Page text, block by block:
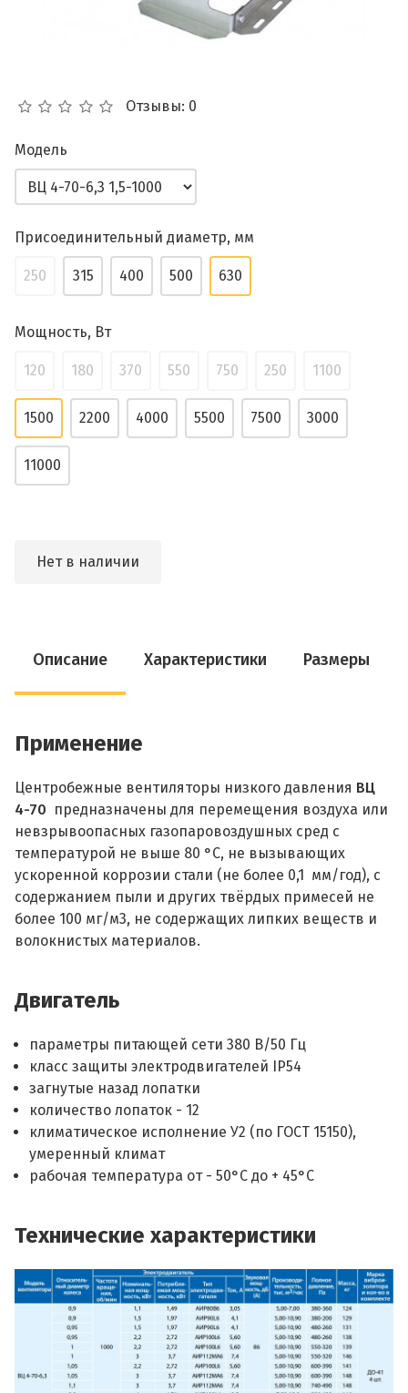
Отзывы: 0
Модель
Присоединительный диаметр, мм
250 315 400 500 630
Мощность, Вт
120 180 370 550 750 250 1100
1500 2200 4000 5500 7500 3000
11000
Нет в наличии
Описание Характеристики Размеры
Применение
Центробежные вентиляторы низкого давления ВЦ
4-70 предназначены для перемещения воздуха или
невзрывоопасных газопаровоздушных сред с
температурой не выше 80 °С, не вызывающих
ускоренной коррозии стали (не более 0,1 мм/год), с
содержанием пыли и других твёрдых примесей не
более 100 мг/м3, не содержащих липких веществ и
волокнистых материалов.
Двигатель
параметры питающей сети 380 В/50 Гц
класс защиты электродвигателей IP54
загнутые назад лопатки
количество лопаток - 12
климатическое исполнение У2 (по ГОСТ 15150),
умеренный климат
рабочая температура от - 50°С до + 45°С
Технические характеристики